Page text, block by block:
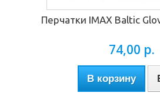
Перчатки IMAX Baltic
74,00 р.
В корзину